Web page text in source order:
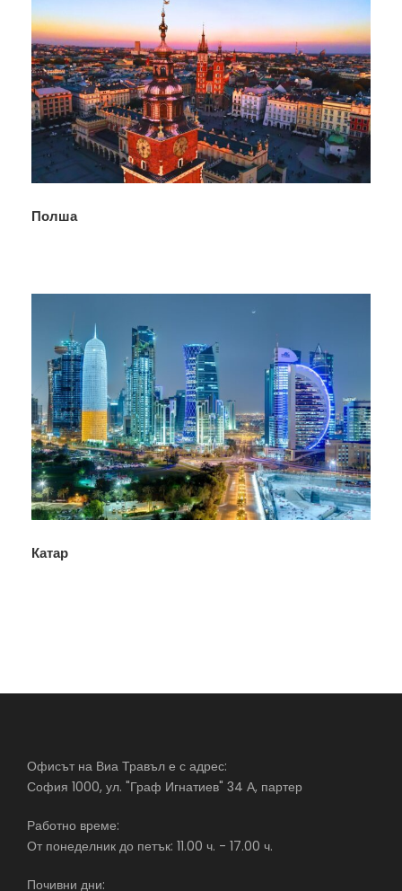
Полша
Катар
Офисът на Виа Травъл е с адрес:
София 1000, ул. "Граф Игнатиев" 34 А, партер
Работно време:
От понеделник до петък: 11.00 ч. - 17.00 ч.
Почивни дни: